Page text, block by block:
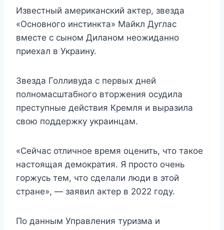
Известный американский актер, звезда
«Основного инстинкта» Майкл Дуглас
вместе с сыном Диланом неожиданно
приехал в Украину.
Звезда Голливуда с первых дней
полномасштабного вторжения осудила
преступные действия Кремля и выразила
свою поддержку украинцам.
«Сейчас отличное время оценить, что такое
настоящая демократия. Я просто очень
горжусь тем, что сделали люди в этой
стране», — заявил актер в 2022 году.
По данным Управления туризма и